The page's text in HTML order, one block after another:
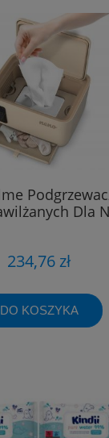
Dla
234,76 zł
DO KOSZYKA